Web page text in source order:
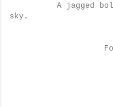
A jagged
sky.